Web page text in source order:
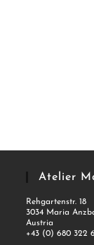
Atelier
Rehgartenstr. 18
3034 Maria
Austria
+43 (0) 680 322